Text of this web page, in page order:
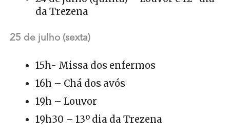
da Trezena
25 de julho (sexta)
15h- Missa dos enfermos
16h – Chá dos avós
19h – Louvor
19h30 – 13º dia da Trezena